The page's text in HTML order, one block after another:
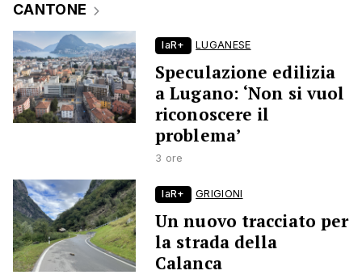
CANTONE
laR+ LUGANESE
Speculazione edilizia
a Lugano: ‘Non si vuol
riconoscere il
problema’
3 ore
laR+ GRIGIONI
Un nuovo tracciato per
la strada della
Calanca